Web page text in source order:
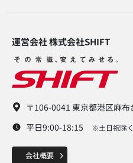
運営会社 株式会社SHIFT​
〒106-0041 東京都港区麻
平日9:00-18:15
※土日祝除く